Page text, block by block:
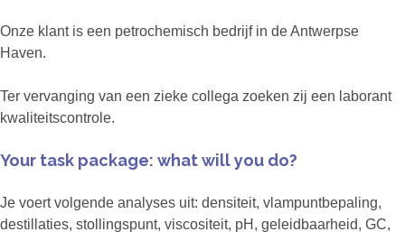
Onze klant is een petrochemisch bedrijf in de Antwerpse
Haven.
Ter vervanging van een zieke collega zoeken zij een laborant
kwaliteitscontrole.
Your task package: what will you do?
Je voert volgende analyses uit: densiteit, vlampuntbepaling,
destillaties, stollingspunt, viscositeit, pH, geleidbaarheid, GC,